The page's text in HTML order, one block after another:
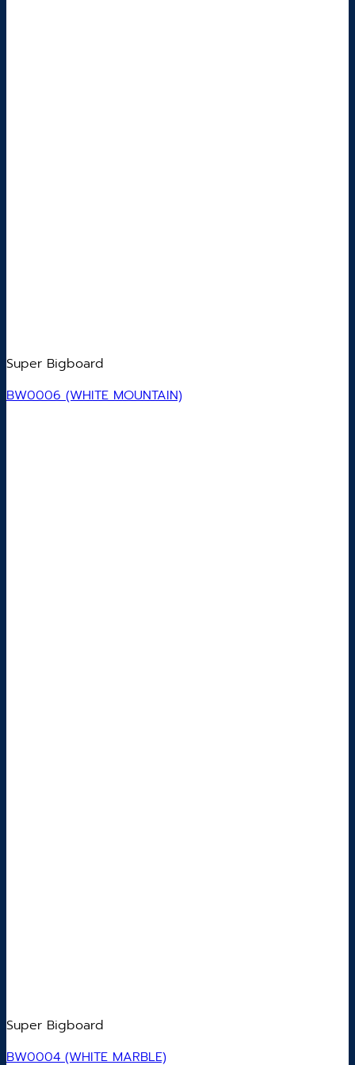
Super Bigboard
BW0006 (WHITE MOUNTAIN)
Super Bigboard
BW0004 (WHITE MARBLE)